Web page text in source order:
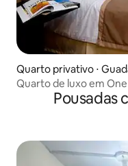
Quarto privativo ⋅
Quarto de luxo em
Pousadas